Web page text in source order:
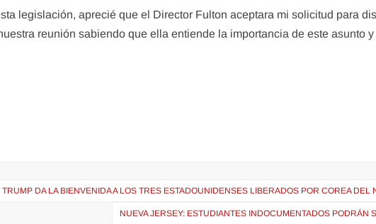
legislación, aprecié que el Director Fulton aceptara mi solicitud para
reunión sabiendo que ella entiende la importancia de este asunto
DA LA BIENVENIDA A LOS TRES ESTADOUNIDENSES LIBERADOS POR COREA DEL
NUEVA JERSEY: ESTUDIANTES INDOCUMENTADOS PODRÁN